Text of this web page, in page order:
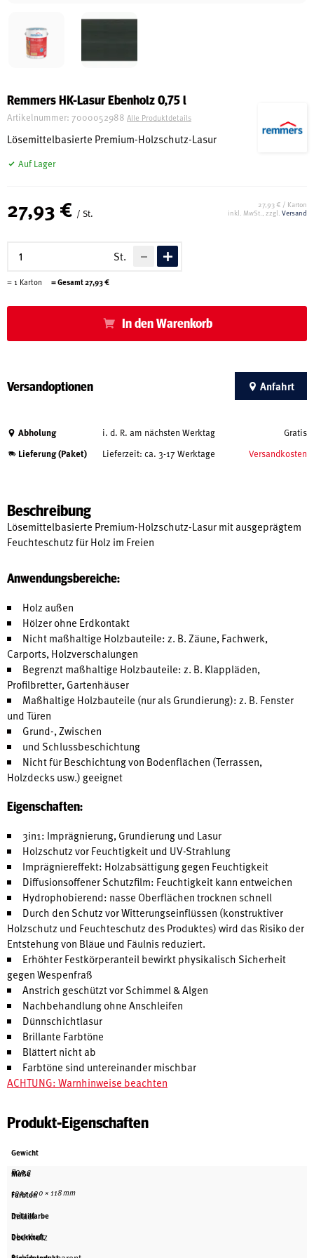
Schreinerei
Ausstellung
Kataloge
Über uns
Geschichte
Remmers HK-Lasur Ebenholz 0,75 l
Artikelnummer: 7000052988 Alle Produktdetails
Lösemittelbasierte Premium-Holzschutz-Lasur
Auf Lager
27,93 € / St.
27,93 € / Karton
inkl. MwSt., zzgl. Versand
St.
= 1 Karton = Gesamt27,93€
In den Warenkorb
Versandoptionen Anfahrt
Abholung i. d. R. am nächsten Werktag Gratis
Lieferung (Paket) Lieferzeit: ca. 3-17 Werktage Versandkosten
Beschreibung
Lösemittelbasierte Premium-Holzschutz-Lasur mit ausgeprägtem
Feuchteschutz für Holz im Freien
Anwendungsbereiche:
Holz außen
Hölzer ohne Erdkontakt
Nicht maßhaltige Holzbauteile: z. B. Zäune, Fachwerk,
Carports, Holzverschalungen
Begrenzt maßhaltige Holzbauteile: z. B. Klappläden,
Profilbretter, Gartenhäuser
Maßhaltige Holzbauteile (nur als Grundierung): z. B. Fenster
und Türen
Grund-, Zwischen
und Schlussbeschichtung
Nicht für Beschichtung von Bodenflächen (Terrassen,
Holzdecks usw.) geeignet
Eigenschaften:
3in1: Imprägnierung, Grundierung und Lasur
Holzschutz vor Feuchtigkeit und UV-Strahlung
Imprägniereffekt: Holzabsättigung gegen Feuchtigkeit
Diffusionsoffener Schutzfilm: Feuchtigkeit kann entweichen
Hydrophobierend: nasse Oberflächen trocknen schnell
Durch den Schutz vor Witterungseinflüssen (konstruktiver
Holzschutz und Feuchteschutz des Produktes) wird das Risiko der
Entstehung von Bläue und Fäulnis reduziert.
Erhöhter Festkörperanteil bewirkt physikalisch Sicherheit
gegen Wespenfraß
Anstrich geschützt vor Schimmel & Algen
Nachbehandlung ohne Anschleifen
Dünnschichtlasur
Brillante Farbtöne
Blättert nicht ab
Farbtöne sind untereinander mischbar
ACHTUNG: Warnhinweise beachten
Produkt-Eigenschaften
Gewicht
800 g
Maße
101 × 100 × 118 mm
Farbton
mittel
Detailfarbe
ebenholz
Deckkraft